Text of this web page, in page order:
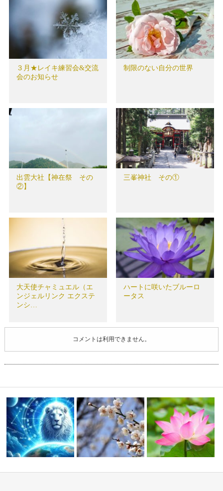
３月★レイキ練習会&交流
会のお知らせ
制限のない自分の世界
出雲大社【神在祭 その
②】
三峯神社 その①
大天使チャミュエル（エ
ンジェルリンク エクステ
ンシ…
ハートに咲いたブルーロ
ータス
コメントは利用できません。